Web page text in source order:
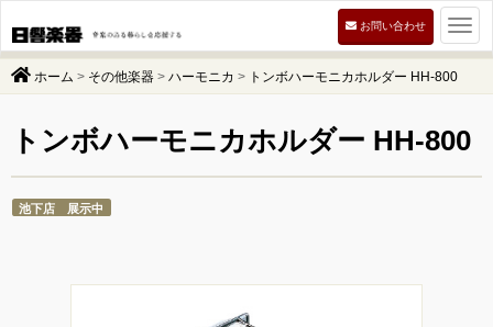
お問い合わせ
ホーム > その他楽器 > ハーモニカ > トンボハーモニカホルダー HH-800
トンボハーモニカホルダー HH-800
池下店 展示中